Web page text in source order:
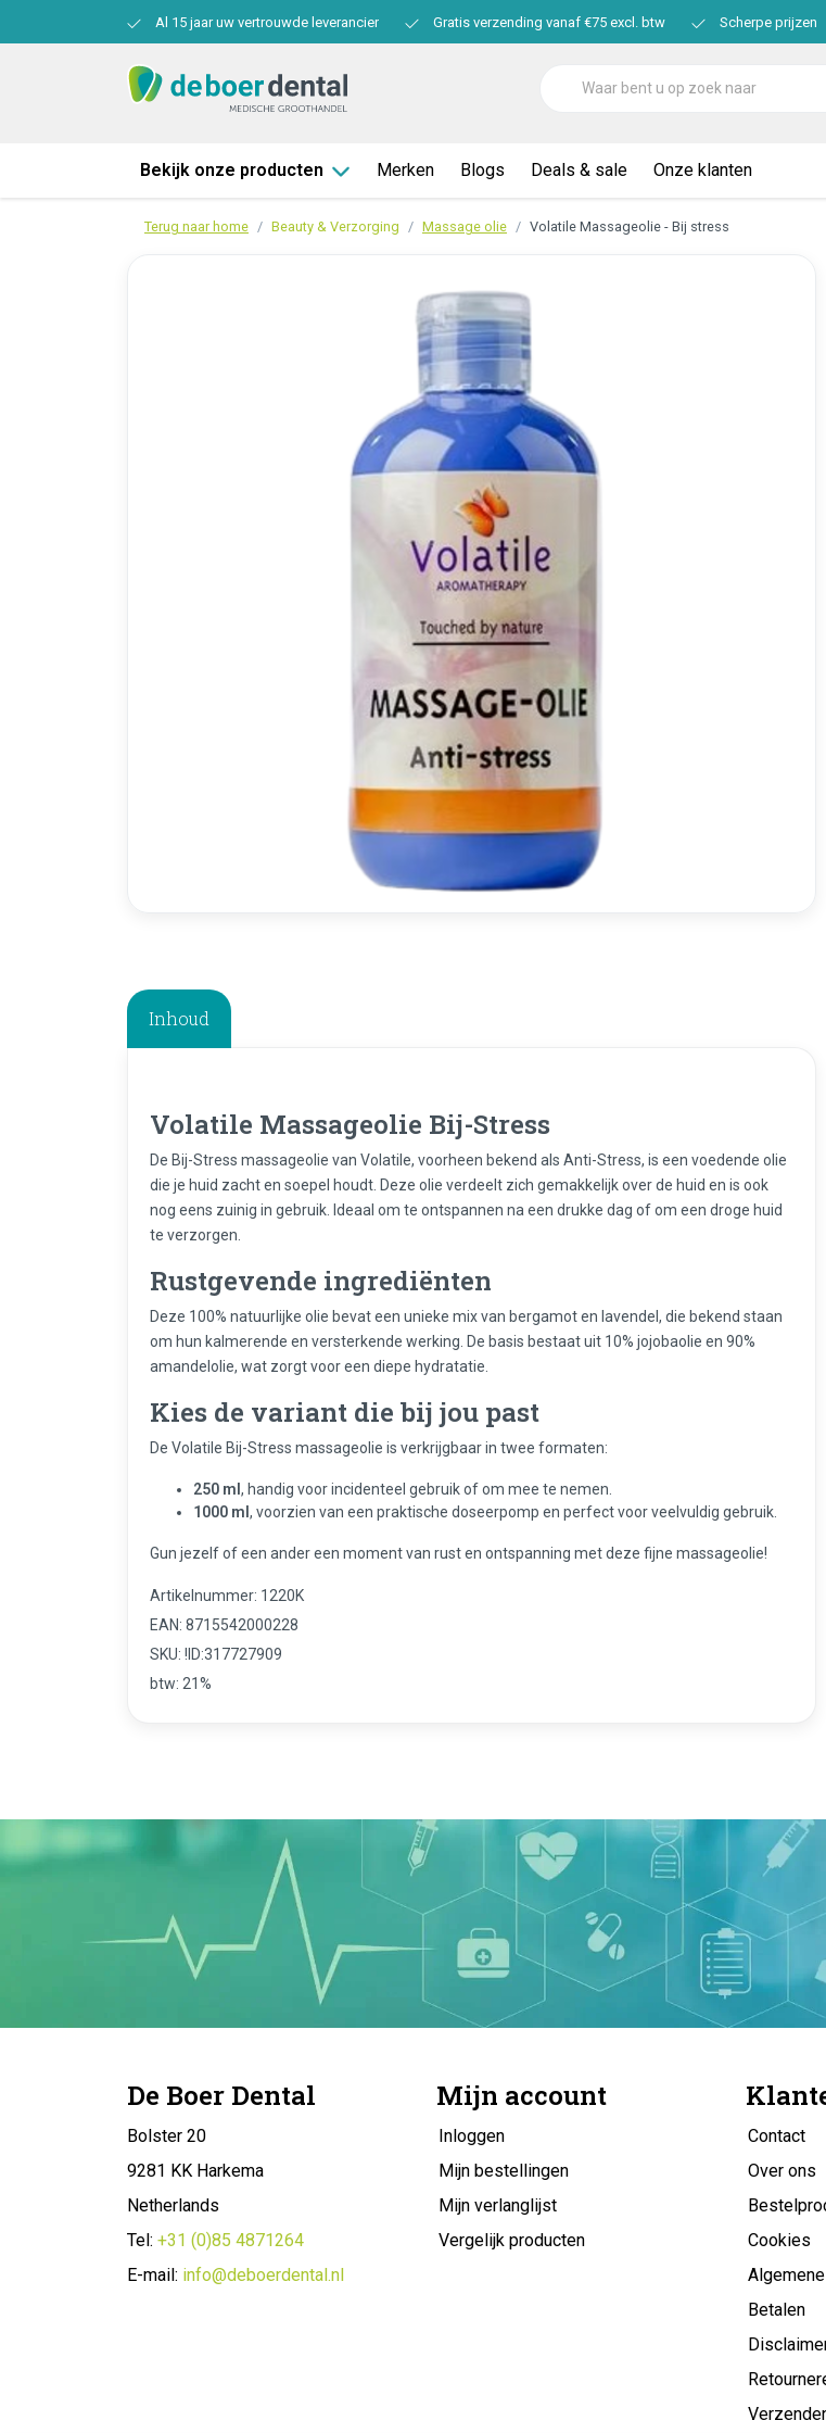
Al 15 jaar uw vertrouwde leverancier Gratis verzending vanaf €75 excl. btw Scherpe prijzen
Bekijk onze producten Merken Blogs Deals & sale Onze klanten
Terug naar home Beauty & Verzorging Massage olie Volatile Massageolie - Bij stress
Inhoud
Volatile Massageolie Bij-Stress
De Bij-Stress massageolie van Volatile, voorheen bekend als Anti-Stress, is een voedende olie
die je huid zacht en soepel houdt. Deze olie verdeelt zich gemakkelijk over de huid en is ook
nog eens zuinig in gebruik. Ideaal om te ontspannen na een drukke dag of om een droge huid
te verzorgen.
Rustgevende ingrediënten
Deze 100% natuurlijke olie bevat een unieke mix van bergamot en lavendel, die bekend staan
om hun kalmerende en versterkende werking. De basis bestaat uit 10% jojobaolie en 90%
amandelolie, wat zorgt voor een diepe hydratatie.
Kies de variant die bij jou past
De Volatile Bij-Stress massageolie is verkrijgbaar in twee formaten:
250 ml , handig voor incidenteel gebruik of om mee te nemen.
1000 ml , voorzien van een praktische doseerpomp en perfect voor veelvuldig gebruik.
Gun jezelf of een ander een moment van rust en ontspanning met deze fijne massageolie!
Artikelnummer: 1220K
EAN: 8715542000228
SKU: !ID:317727909
btw: 21%
De Boer Dental
Bolster 20
9281 KK Harkema
Netherlands
Tel: +31 (0)85 4871264
E-mail: info@deboerdental.nl
Mijn account
Inloggen
Mijn bestellingen
Mijn verlanglijst
Vergelijk producten
Contact
Over ons
Cookies
Betalen